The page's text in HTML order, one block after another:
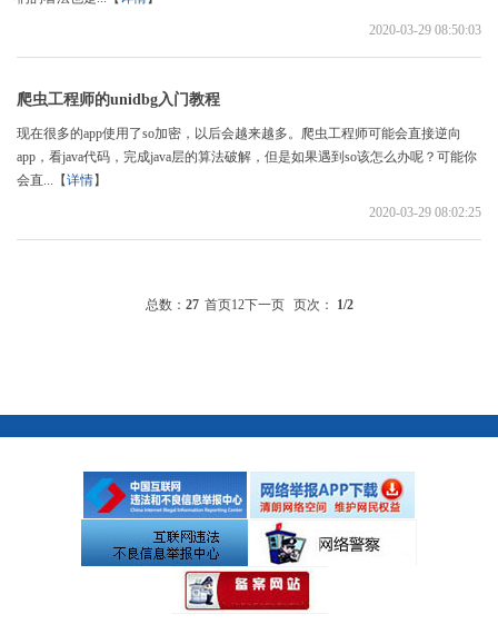
2020-03-29 08:50:03
爬虫工程师的unidbg入门教程
现在很多的app使用了so加密，以后会越来越多。爬虫工程师可能会直接逆向
app，看java代码，完成java层的算法破解，但是如果遇到so该怎么办呢？可能你
会直...【详情】
2020-03-29 08:02:25
总数： 27 首页12下一页 页次： 1/2